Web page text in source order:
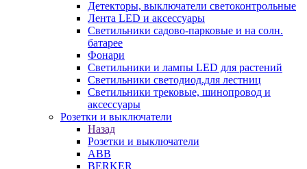
Детекторы, выключатели светоконтрольные
Лента LED и аксессуары
Светильники садово-парковые и на солн.
батарее
Фонари
Светильники и лампы LED для растений
Светильники светодиод.для лестниц
Светильники трековые, шинопровод и
аксессуары
Розетки и выключатели
Назад
Розетки и выключатели
ABB
BERKER